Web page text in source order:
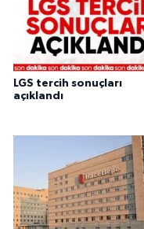
LGS tercih sonuçları
açıklandı